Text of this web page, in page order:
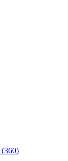
(360)